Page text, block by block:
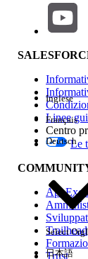
Impatto
Edition
Esperienza
Linee
Centro
Le
Trailhead
Trust
Inglese
Français
Deutsch
Select Org
日本語